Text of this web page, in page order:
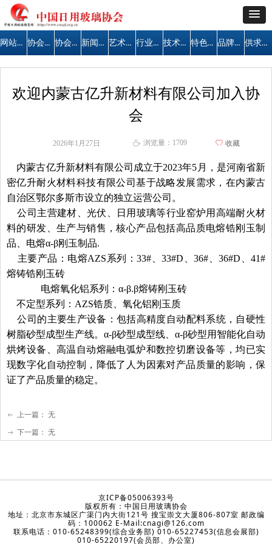
网站首页 协会简介 协会公告 新闻中心 艺术天地 行业管理 技术交流 特色区域 品牌建设 供求信息
欢迎内蒙古亿升新材料有限公司加入协
会
内蒙古亿升新材料有限公司成立于2023年5月，是河南省新
密亿升耐火材料科技有限公司基于战略发展需求，在内蒙古
自治区鄂尔多斯市设立的独立运营公司。
公司主营建材、光伏、日用玻璃等行业窑炉用高端耐火材
料的研发、生产与销售，核心产品包括高品质电熔锆刚玉制
品、电熔α-β刚玉制品.
主要产品：电熔AZS系列：33#、33#D、36#、36#D、41#
熔铸锆刚玉砖
电熔氧化铝系列：α-β.β熔铸刚玉砖
不定型系列：AZS锆质、氧化铝刚玉质
公司的主要生产设备：包括高精度自动配料系统，自硬性
树脂砂型成型生产线。α-β砂型成型线、α-β砂型用智能化自动
烘烤设备、高温自动熔融电弧炉和数控切磨设备等，均已实
现数字化自动控制，降低了人为因素对产品质量的影响，保
证了产品质量的稳定。
2026年1月27日 ꄘ 浏览量： 1709 ꄀ 收藏
ꂃ 上一篇： 无
ꁹ 下一篇： 无
京ICP备05006393号
版权所有：中国日用玻璃协会
地址：北京市东城区广渠门内大街121号 搜宝崇文大厦806-807室 邮政编
码：100062 E-Mail:cnagi@126.com
联系电话：010-65248399(综合业务部) 010-65227453(信息会展部)
010-65220197(会员部、办公室)